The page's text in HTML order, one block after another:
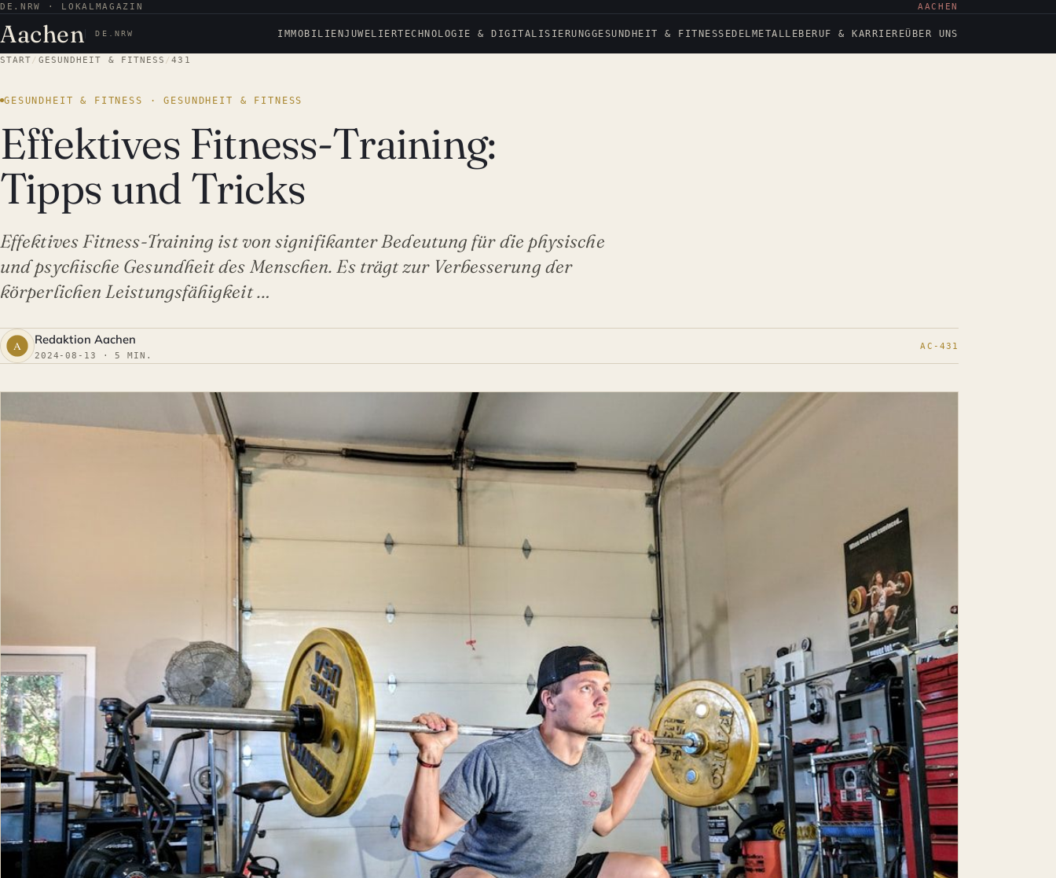
DE.NRW · LOKALMAGAZIN AACHEN
Aachen DE.NRW IMMOBILIENJUWELIERTECHNOLOGIE & DIGITALISIERUNGGESUNDHEIT & FITNESS EDELMETALLEBERUF & KARRIEREÜBER UNS
START/ GESUNDHEIT & FITNESS /431
GESUNDHEIT & FITNESS · GESUNDHEIT & FITNESS
Effektives Fitness-Training:
Tipps und Tricks
Effektives Fitness-Training ist von signifikanter Bedeutung für die physische
und psychische Gesundheit des Menschen. Es trägt zur Verbesserung der
körperlichen Leistungsfähigkeit …
Redaktion Aachen
2024-08-13 · 5 MIN.
AC-431